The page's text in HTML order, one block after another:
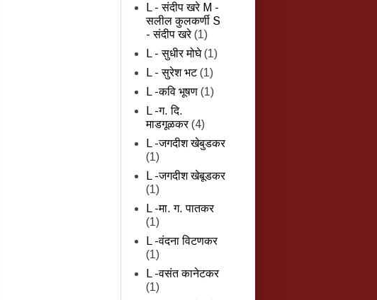
L - संदीप खरे M -
सलील कुलकर्णी S
- संदीप खरे (1)
L - सुधीर मोघे (1)
L - सुरेश भट (1)
L -कवि भूषण (1)
L -ग. दि.
माडगूळकर (4)
L -जगदीश खेबुडकर
(1)
L -जगदीश खेबूडकर
(1)
L -मा. ग. पातकर
(1)
L -वंदना विटणकर
(1)
L -वसंत कानेटकर
(1)